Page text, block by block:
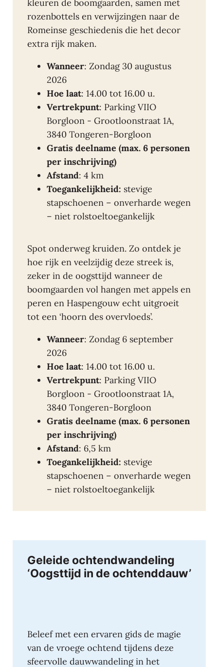
kleuren de boomgaarden, samen met
rozenbottels en verwijzingen naar de
Romeinse geschiedenis die het decor
extra rijk maken.
Wanneer: Zondag 30 augustus
2026
Hoe laat: 14.00 tot 16.00 u.
Vertrekpunt: Parking VIIO
Borgloon - Grootloonstraat 1A,
3840 Tongeren-Borgloon
Gratis deelname (max. 6 personen
per inschrijving)
Afstand: 4 km
Toegankelijkheid: stevige
stapschoenen – onverharde wegen
– niet rolstoeltoegankelijk
Spot onderweg kruiden. Zo ontdek je
hoe rijk en veelzijdig deze streek is,
zeker in de oogsttijd wanneer de
boomgaarden vol hangen met appels en
peren en Haspengouw echt uitgroeit
tot een ‘hoorn des overvloeds’.
Wanneer: Zondag 6 september
2026
Hoe laat: 14.00 tot 16.00 u.
Vertrekpunt: Parking VIIO
Borgloon - Grootloonstraat 1A,
3840 Tongeren-Borgloon
Gratis deelname (max. 6 personen
per inschrijving)
Afstand: 6,5 km
Toegankelijkheid: stevige
stapschoenen – onverharde wegen
– niet rolstoeltoegankelijk
Geleide ochtendwandeling
‘Oogsttijd in de ochtenddauw’
Beleef met een ervaren gids de magie
van de vroege ochtend tijdens deze
sfeervolle dauwwandeling in het